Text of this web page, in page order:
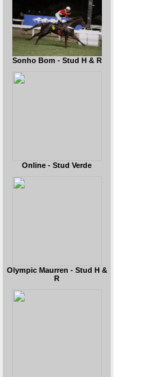
Sonho Bom - Stud H & R
Online - Stud Verde
Olympic Maurren - Stud H &
R